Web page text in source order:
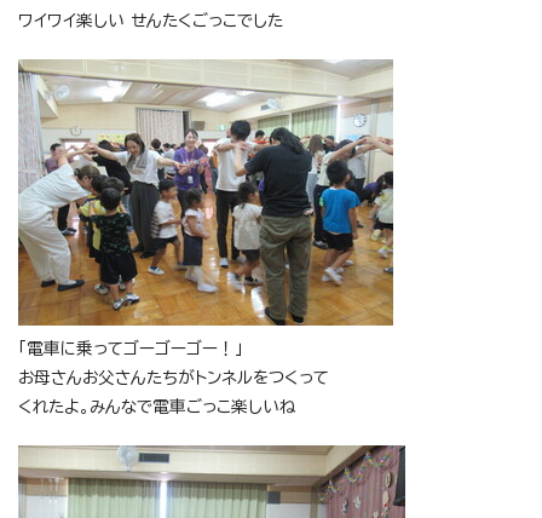
ワイワイ楽しい せんたくごっこでした
「電車に乗ってゴーゴーゴー！」
お母さんお父さんたちがトンネルをつくって
くれたよ。みんなで電車ごっこ楽しいね